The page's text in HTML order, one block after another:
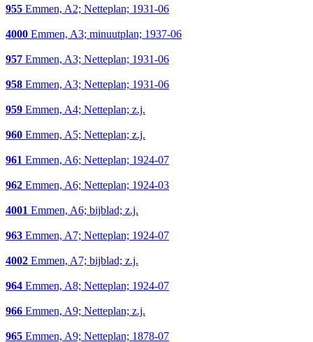
955 Emmen, A2; Netteplan; 1931-06
4000 Emmen, A3; minuutplan; 1937-06
957 Emmen, A3; Netteplan; 1931-06
958 Emmen, A3; Netteplan; 1931-06
959 Emmen, A4; Netteplan; z.j.
960 Emmen, A5; Netteplan; z.j.
961 Emmen, A6; Netteplan; 1924-07
962 Emmen, A6; Netteplan; 1924-03
4001 Emmen, A6; bijblad; z.j.
963 Emmen, A7; Netteplan; 1924-07
4002 Emmen, A7; bijblad; z.j.
964 Emmen, A8; Netteplan; 1924-07
966 Emmen, A9; Netteplan; z.j.
965 Emmen, A9; Netteplan; 1878-07